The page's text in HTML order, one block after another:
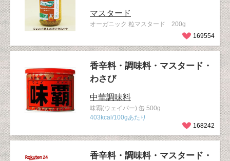
マスタード
オーガニック 粒マスタード 200g
169554
香辛料・調味料・マスタード・
わさび
中華調味料
味覇(ウェイパー) 缶 500g
403kcal/100gあたり
168242
香辛料・調味料・マスタード・